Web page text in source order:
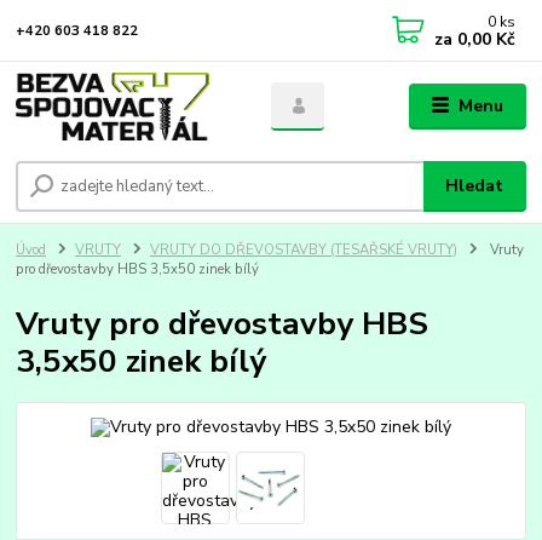
Menu
Hledat
+420 603 418 822 0 ks
za 0,00 Kč
Úvod VRUTY VRUTY DO DŘEVOSTAVBY (TESAŘSKÉ VRUTY)
Vruty
pro dřevostavby HBS 3,5x50 zinek bílý
Vruty pro dřevostavby HBS
3,5x50 zinek bílý